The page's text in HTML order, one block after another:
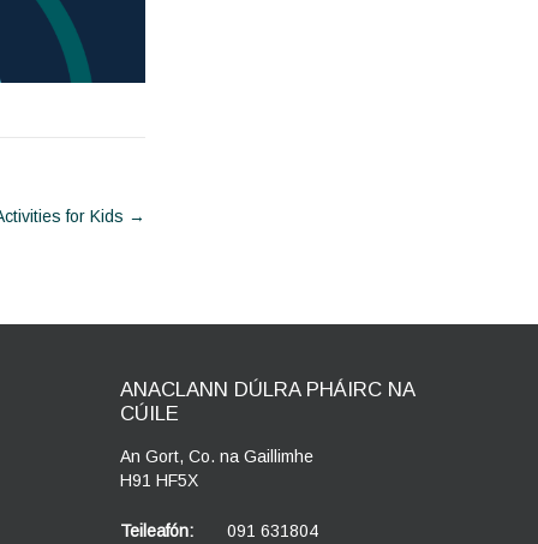
for Kids →
ANACLANN DÚLRA PHÁIRC NA
CÚILE
An Gort, Co. na Gaillimhe
H91 HF5X
Teileafón: 091 631804